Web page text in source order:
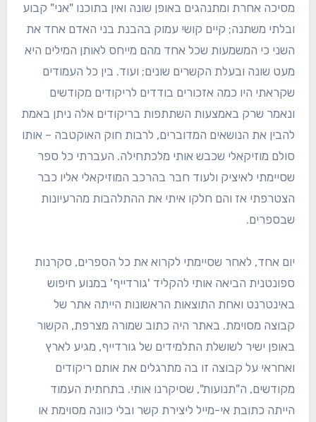
מסיכה אחרת ומתנהגים באופן שונה ואין בתוכנו "אני" קבוע
ובלתי משתנה; קיים קושי עמוק בהבנת בני האדם אחד את
השני כי המשמעות שכל אחד מהם מייחס לאותן המילים היא
מעט שונה ובעלת הקשרים שונים; ועוד. בין כל העמודים
שקראתי היו כמה אזכורים בודדים לריקודים מקודשים
ונאמר שרק באמצעות השתתפות בריקודים אלה ניתן באמת
להבין את הנושאים המדוברים, לרבות חוק האוקטבה – אותו
סולם מוזיקאלי שכבש אותי מלכתחילה. העברתי כל ספר
שסיימתי לאיציק ולעוד חבר בהרכב המוזיקאלי אליו כבר
הצטרפתי אז והם חלקו איתי את ההתלהבות מהרעיונות
שבספרים.
יום אחד, לאחר שסיימתי לקרוא את כל הספרים, סקרנות
ספונטנית הביאה אותי להקליד 'גורדייף' במנוע חיפוש
באינטרנט ואחת התוצאות הראשונות הייתה אתר של
קבוצה מסוימת. באתר היה כתוב שמורה מצרפת, הקשור
באופן ישיר לשושלת התלמידים של גורדייף, מגיע לארץ
ואחראי על קבוצה זו בה מתרגלים את אותם ריקודים
מקודשים, ה"תנועות", שסיקרנו אותי. בתחתית העמוד
הייתה כתובת אי-מייל ליצירת קשר ובלי כוונה מסוימת או